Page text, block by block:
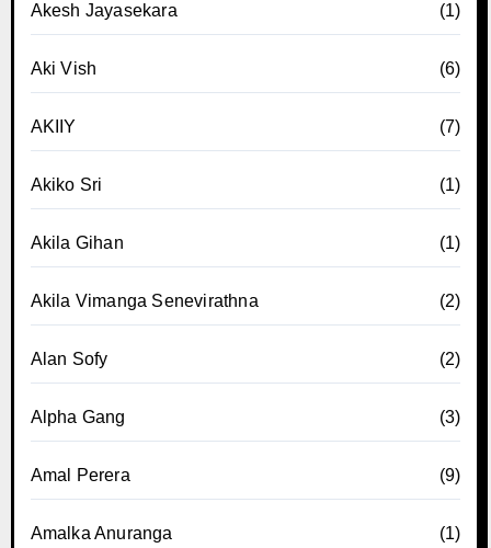
Akesh Jayasekara (1)
Aki Vish (6)
AKIIY (7)
Akiko Sri (1)
Akila Gihan (1)
Akila Vimanga Senevirathna (2)
Alan Sofy (2)
Alpha Gang (3)
Amal Perera (9)
Amalka Anuranga (1)